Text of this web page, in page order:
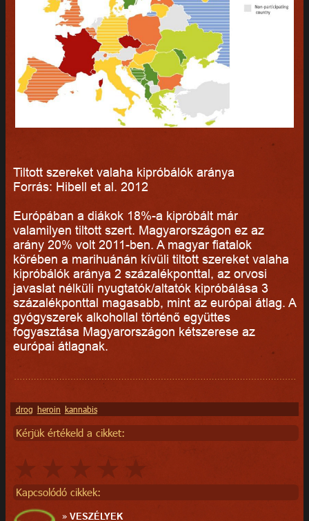
Tiltott szereket valaha kipróbálók aránya
Forrás: Hibell et al. 2012
Európában a diákok 18%-a kipróbált már
valamilyen tiltott szert. Magyarországon ez az
arány 20% volt 2011-ben. A magyar fiatalok
körében a marihuánán kívüli tiltott szereket valaha
kipróbálók aránya 2 százalékponttal, az orvosi
javaslat nélküli nyugtatók/altatók kipróbálása 3
százalékponttal magasabb, mint az európai átlag. A
gyógyszerek alkohollal történő együttes
fogyasztása Magyarországon kétszerese az
európai átlagnak.
drog heroin kannabis
Kérjük értékeld a cikket:
Kapcsolódó cikkek:
»VESZÉLYEK